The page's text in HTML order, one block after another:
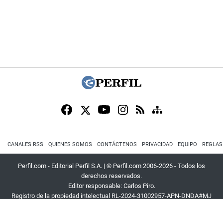
CANALES RSS QUIENES SOMOS CONTÁCTENOS PRIVACIDAD EQUIPO
Perfil.com - Editorial Perfil S.A. | © Perfil.com 2006-2026 - Todos los
derechos reservados.
Editor responsable: Carlos Piro.
Registro de la propiedad intelectual RL-2024-31002957-APN-DNDA#MJ